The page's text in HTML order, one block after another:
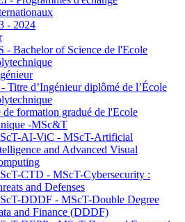
- 2024
- Bachelor of Science de l'Ecole
Titre d’Ingénieur diplômé de l’École
formation gradué de l'Ecole
-MSc&T
AI-ViC - MScT-Artificial
and Advanced Visual
CTD - MScT-Cybersecurity :
and Defenses
DDDF - MScT-Double Degree
and Finance (DDDF)